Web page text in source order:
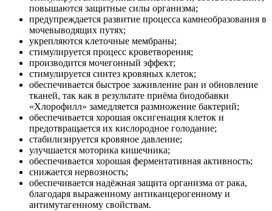
повышаются защитные силы организма;
предупреждается развитие процесса камнеобразования в
мочевыводящих путях;
укрепляются клеточные мембраны;
стимулируется процесс кроветворения;
производится мочегонный эффект;
стимулируется синтез кровяных клеток;
обеспечивается быстрое заживление ран и обновление
тканей, так как в результате приёма биодобавки
«Хлорофилл» замедляется размножение бактерий;
обеспечивается хорошая оксигенация клеток и
предотвращается их кислородное голодание;
стабилизируется кровяное давление;
улучшается моторика кишечника;
обеспечивается хорошая ферментативная активность;
снижается нервозность;
обеспечивается надёжная защита организма от рака,
благодаря выраженному антиканцерогенному и
антимутагенному свойствам.